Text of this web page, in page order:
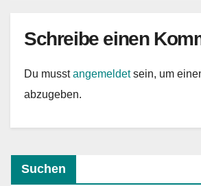
Schreibe einen
Du musstangemeldetsein, um
abzugeben.
Suchen